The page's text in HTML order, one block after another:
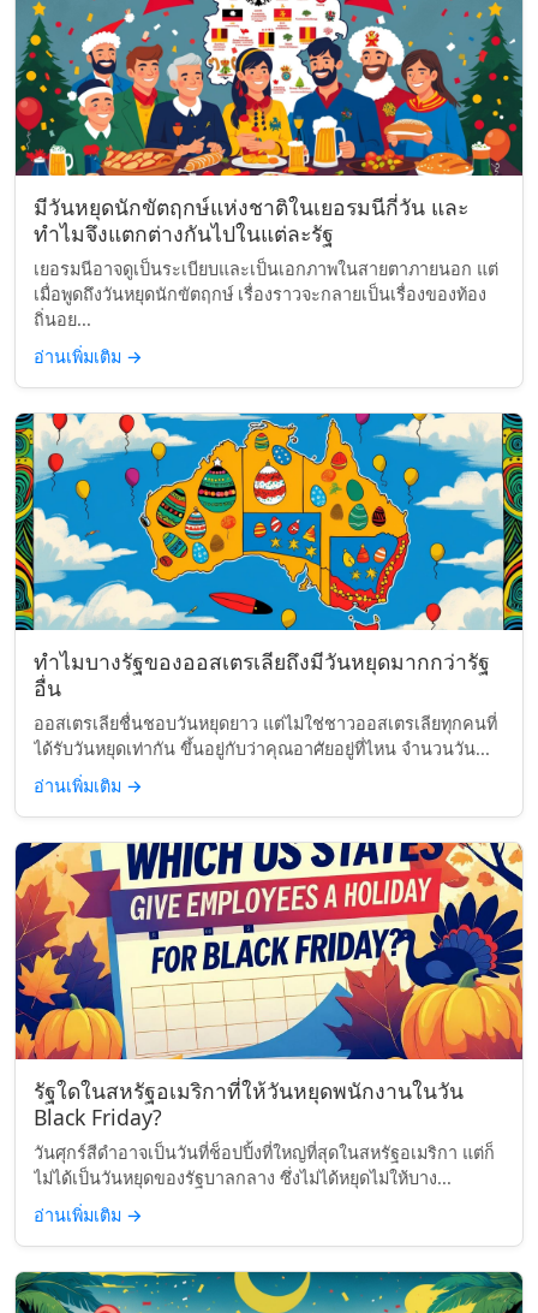
มีวันหยุดนักขัตฤกษ์แห่งชาติในเยอรมนีกี่วัน และ
ทำไมจึงแตกต่างกันไปในแต่ละรัฐ
เยอรมนีอาจดูเป็นระเบียบและเป็นเอกภาพในสายตาภายนอก แต่
เมื่อพูดถึงวันหยุดนักขัตฤกษ์ เรื่องราวจะกลายเป็นเรื่องของท้อง
ถิ่นอย...
อ่านเพิ่มเติม →
ทำไมบางรัฐของออสเตรเลียถึงมีวันหยุดมากกว่ารัฐ
อื่น
ออสเตรเลียชื่นชอบวันหยุดยาว แต่ไม่ใช่ชาวออสเตรเลียทุกคนที่
ได้รับวันหยุดเท่ากัน ขึ้นอยู่กับว่าคุณอาศัยอยู่ที่ไหน จำนวนวัน...
อ่านเพิ่มเติม →
รัฐใดในสหรัฐอเมริกาที่ให้วันหยุดพนักงานในวัน
Black Friday?
วันศุกร์สีดำอาจเป็นวันที่ช็อปปิ้งที่ใหญ่ที่สุดในสหรัฐอเมริกา แต่ก็
ไม่ได้เป็นวันหยุดของรัฐบาลกลาง ซึ่งไม่ได้หยุดไม่ให้บาง...
อ่านเพิ่มเติม →